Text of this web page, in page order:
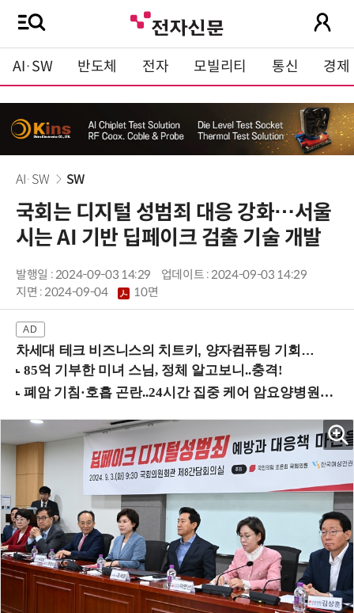
AI·SW 반도체 전자 모빌리티 통신 경제
AI·SW SW
국회는 디지털 성범죄 대응 강화…서울
시는 AI 기반 딥페이크 검출 기술 개발
발행일 : 2024-09-03 14:29
업데이트 : 2024-09-03 14:29
지면 :2024-09-04 10면
차세대 테크 비즈니스의 치트키, 양자컴퓨팅 기회를 선점하라! (8/28 강남역)